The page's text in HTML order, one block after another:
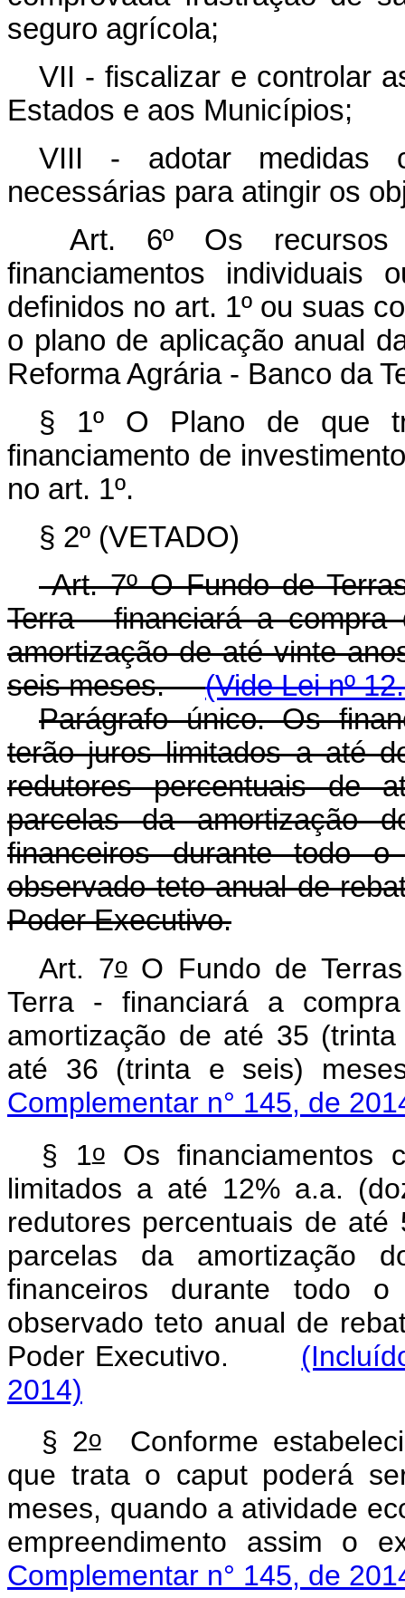
seguro agrícola;
VII - fiscalizar e controlar
Estados e aos Municípios;
VIII - adotar medidas
necessárias para atingir os
Art. 6º Os recursos
financiamentos individuais
definidos no art. 1º ou suas
o plano de aplicação anual
Reforma Agrária - Banco da
§ 1º O Plano de que
financiamento de
no art. 1º.
§ 2º (VETADO)
Art. 7º O Fundo de
Terra - financiará a
amortização de até vinte
seis meses.(Vide Lei nº
Parágrafo único. Os
terão juros limitados a até
redutores percentuais de
parcelas da amortização
financeiros durante todo
observado teto anual de
Poder Executivo.
Art. 7oO Fundo de
Terra - financiará a
amortização de até 35
até 36 (trinta e seis)
Complementar n° 145, de
§ 1oOs financiamentos
limitados a até 12% a.a.
redutores percentuais de
parcelas da amortização
financeiros durante todo
observado teto anual de
Poder Executivo.
2014)
§ 2oConforme
que trata o caput poderá
meses, quando a atividade
empreendimento assim o
Complementar n° 145, de